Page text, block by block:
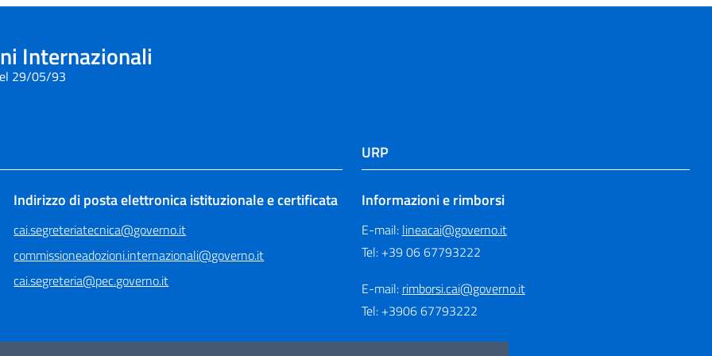
Internazionali
29/05/93
Indirizzo di posta elettronica istituzionale e certificata
cai.segreteriatecnica@governo.it
commissioneadozioni.internazionali@governo.it
cai.segreteria@pec.governo.it
URP
Informazioni e rimborsi
E-mail: lineacai@governo.it
Tel: +39 06 67793222
E-mail: rimborsi.cai@governo.it
Tel: +3906 67793222